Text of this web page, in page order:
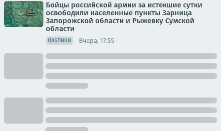
Бойцы российской армии за истекшие сутки
освободили населенные пункты Зарница
Запорожской области и Рыжевку Сумской
области
ПАБЛИКИ Вчера, 17:55